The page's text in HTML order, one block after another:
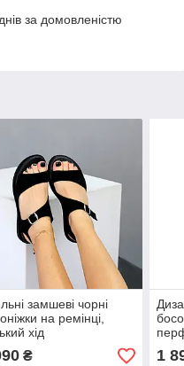
за домовленістю
замшеві чорні
на ремінці,
хід
₴ 1